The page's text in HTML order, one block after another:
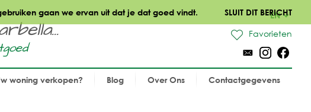
gaan we ervan uit dat je dat goed vindt. SLUIT DIT BERICHT
EN
Favorieten
woning verkopen? Blog Over Ons Contactgegevens